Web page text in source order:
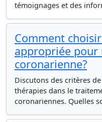
témoignages et des
Comment
appropriée pour
coronarienne?
Discutons des critères
thérapies dans le
coronariennes. Quelles